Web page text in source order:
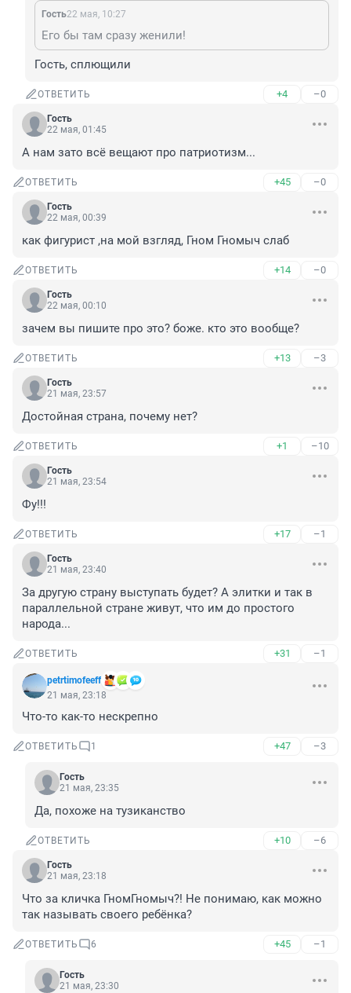
Гость22 мая, 10:27
Его бы там сразу женили!
Гость, сплющили
ОТВЕТИТЬ +4 –0
Гость
22 мая, 01:45
А нам зато всё вещают про патриотизм...
ОТВЕТИТЬ +45 –0
Гость
22 мая, 00:39
как фигурист ,на мой взгляд, Гном Гномыч слаб
ОТВЕТИТЬ +14 –0
Гость
22 мая, 00:10
зачем вы пишите про это? боже. кто это вообще?
ОТВЕТИТЬ +13 –3
Гость
21 мая, 23:57
Достойная страна, почему нет?
ОТВЕТИТЬ +1 –10
Гость
21 мая, 23:54
Фу!!!
ОТВЕТИТЬ +17 –1
Гость
21 мая, 23:40
За другую страну выступать будет? А элитки и так в
параллельной стране живут, что им до простого
народа...
ОТВЕТИТЬ +31 –1
petrtimofeeff
21 мая, 23:18
Что-то как-то нескрепно
ОТВЕТИТЬ 1 +47 –3
Гость
21 мая, 23:35
Да, похоже на тузиканство
ОТВЕТИТЬ +10 –6
Гость
21 мая, 23:18
Что за кличка ГномГномыч?! Не понимаю, как можно
так называть своего ребёнка?
ОТВЕТИТЬ 6 +45 –1
Гость
21 мая, 23:30